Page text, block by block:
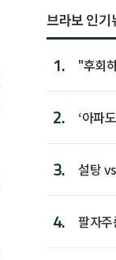
브라보 인기
1.
"후회
2.
‘아파
3. 설탕
4. 팔자주